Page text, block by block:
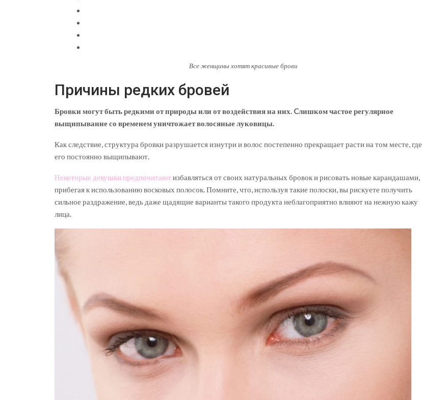
Все женщины хотят красивые брови
Причины редких бровей
Бровки могут быть редкими от природы или от воздействия на них. Cлишком частое регулярное
выщипывание со временем уничтожает волосяные луковицы.
Как следствие, структура бровки разрушается изнутри и волос постепенно прекращает расти на том месте, где
его постоянно выщипывают.
Некоторые девушки предпочитаютизбавляться от своих натуральных бровок и рисовать новые карандашами,
прибегая к использованию восковых полосок. Помните, что, используя такие полоски, вы рискуете получить
сильное раздражение, ведь даже щадящие варианты такого продукта неблагоприятно влияют на нежную кажу
лица.